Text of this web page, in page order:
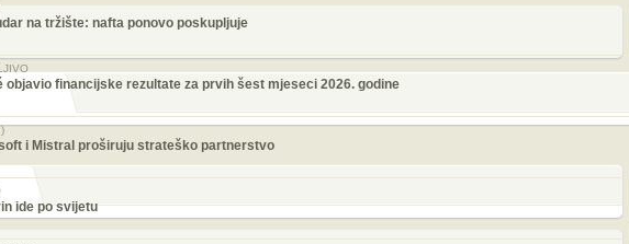
na tržište: nafta ponovo poskupljuje
objavio financijske rezultate za prvih šest mjeseci 2026. godine
i Mistral proširuju strateško partnerstvo
ide po svijetu